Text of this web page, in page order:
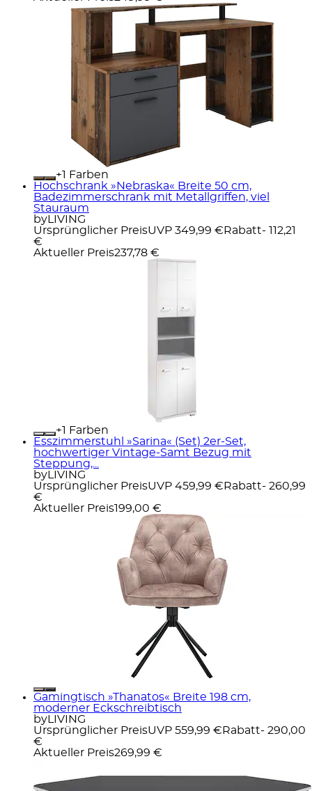
+
Farben
Hochschrank »Nebraska« Breite 50 cm,
Badezimmerschrank mit Metallgriffen, viel
Stauraum
byLIVING
Ursprünglicher PreisUVP 349,99 € Rabatt- 112,21
€
Aktueller Preis237,78 €
+
Farben
Esszimmerstuhl »Sarina« (Set) 2er-Set,
hochwertiger Vintage-Samt Bezug mit
Steppung,...
byLIVING
Ursprünglicher PreisUVP 459,99 € Rabatt- 260,99
€
Aktueller Preis199,00 €
Gamingtisch »Thanatos« Breite 198 cm,
moderner Eckschreibtisch
byLIVING
Ursprünglicher PreisUVP 559,99 € Rabatt- 290,00
€
Aktueller Preis269,99 €